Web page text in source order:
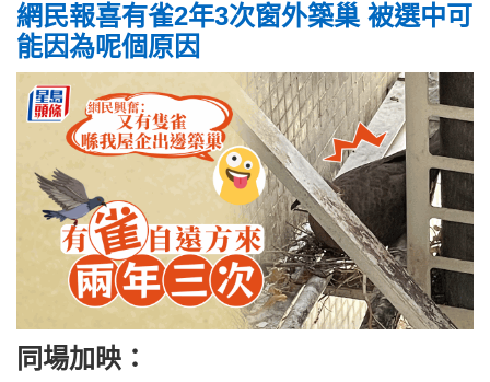
網民報喜有雀2年3次窗外築巢 被選中可
能因為呢個原因
同場加映：